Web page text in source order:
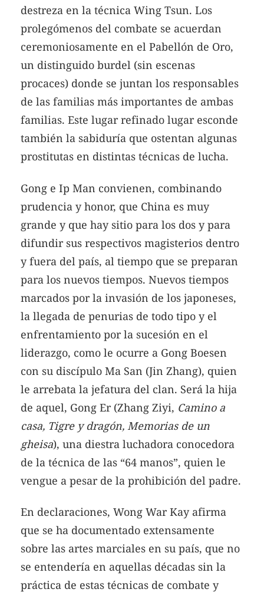
destreza en la técnica Wing Tsun. Los
prolegómenos del combate se acuerdan
ceremoniosamente en el Pabellón de Oro,
un distinguido burdel (sin escenas
procaces) donde se juntan los responsables
de las familias más importantes de ambas
familias. Este lugar refinado lugar esconde
también la sabiduría que ostentan algunas
prostitutas en distintas técnicas de lucha.
Gong e Ip Man convienen, combinando
prudencia y honor, que China es muy
grande y que hay sitio para los dos y para
difundir sus respectivos magisterios dentro
y fuera del país, al tiempo que se preparan
para los nuevos tiempos. Nuevos tiempos
marcados por la invasión de los japoneses,
la llegada de penurias de todo tipo y el
enfrentamiento por la sucesión en el
liderazgo, como le ocurre a Gong Boesen
con su discípulo Ma San (Jin Zhang), quien
le arrebata la jefatura del clan. Será la hija
de aquel, Gong Er (Zhang Ziyi, Camino a
casa, Tigre y dragón, Memorias de un
gheisa), una diestra luchadora conocedora
de la técnica de las “64 manos”, quien le
vengue a pesar de la prohibición del padre.
En declaraciones, Wong War Kay afirma
que se ha documentado extensamente
sobre las artes marciales en su país, que no
se entendería en aquellas décadas sin la
práctica de estas técnicas de combate y